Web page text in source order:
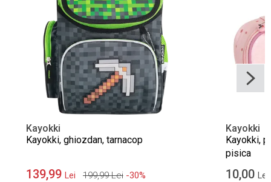
Kayokki
Kayokki, ghiozdan, tarnacop
139,99 Lei 199,99 Lei -30%
Kayokki
Kayokki,
pisica
10,00 Lei